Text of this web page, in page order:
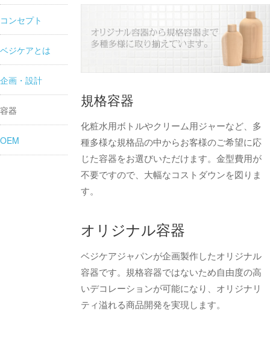
規格容器
化粧水用ボトルやクリーム用ジャーなど、多
種多様な規格品の中からお客様のご希望に応
じた容器をお選びいただけます。金型費用が
不要ですので、大幅なコストダウンを図りま
す。
オリジナル容器
ベジケアジャパンが企画製作したオリジナル
容器です。規格容器ではないため自由度の高
いデコレーションが可能になり、オリジナリ
ティ溢れる商品開発を実現します。
コンセプト
ベジケアとは
企画・設計
容器
OEM